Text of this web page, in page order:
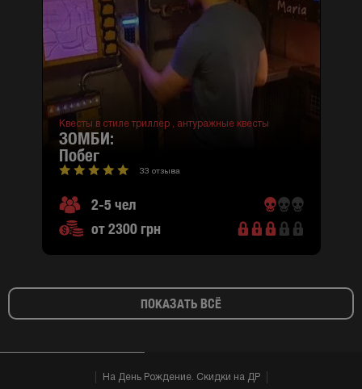
Квесты в стиле триллер , антуражные квесты
ЗОМБИ:
побег
33 отзыва
2-5 чел
от 2300 грн
ПОКАЗАТЬ ВСЁ
На День Рождение. Скидки на ДР